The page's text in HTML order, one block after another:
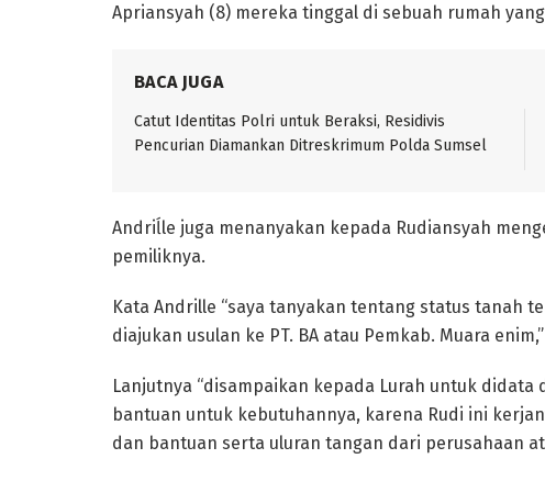
Apriansyah (8) mereka tinggal di sebuah rumah
BACA JUGA
Catut Identitas Polri untuk Beraksi, Residivis
Pencurian Diamankan Ditreskrimum Polda Sumsel
Andriĺle juga menanyakan kepada Rudiansyah
pemiliknya.
Kata Andrille “saya tanyakan tentang status tanah
diajukan usulan ke PT. BA atau Pemkab. Muara
Lanjutnya “disampaikan kepada Lurah untuk
bantuan untuk kebutuhannya, karena Rudi ini
dan bantuan serta uluran tangan dari perusahaan